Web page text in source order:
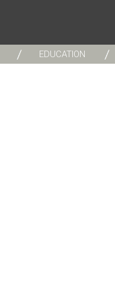
EDUCATION